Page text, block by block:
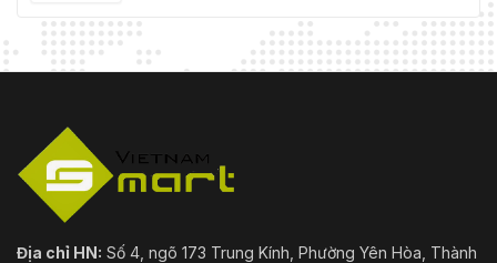
Địa chỉ HN: Số 4, ngõ 173 Trung Kính, Phường Yên Hòa, Thành